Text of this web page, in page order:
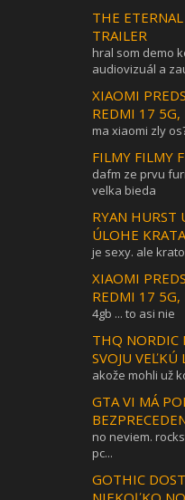
THE
TRAILER
hral som demo
audiovizuál a
XIAOMI
REDMI 17 5G,
ma xiaomi zly
FILMY FILMY
dafm ze prvu
velka bieda
RYAN HURST
ÚLOHE KRATA
je sexy. ale
XIAOMI
REDMI 17 5G,
4gb ... to asi nie
THQ NORDIC
SVOJU VEĽKÚ
akože mohli už
GTA VI MÁ
no neviem.
pc...
GOTHIC